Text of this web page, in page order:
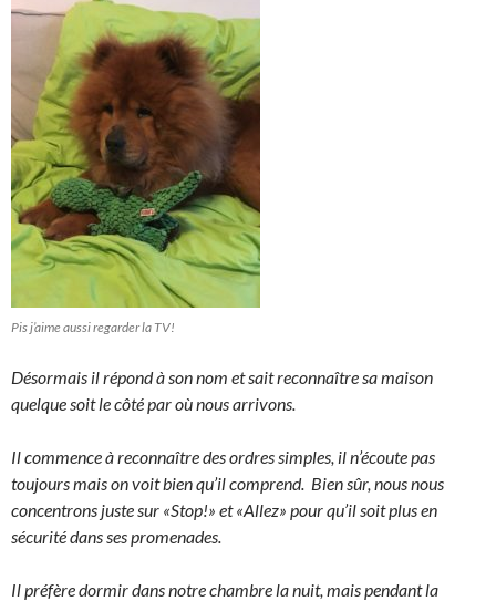
Pis j’aime aussi regarder la TV!
Désormais il répond à son nom et sait reconnaître sa maison
quelque soit le côté par où nous arrivons.
Il commence à reconnaître des ordres simples, il n’écoute pas
toujours mais on voit bien qu’il comprend. Bien sûr, nous nous
concentrons juste sur «Stop!» et «Allez» pour qu’il soit plus en
sécurité dans ses promenades.
Il préfère dormir dans notre chambre la nuit, mais pendant la